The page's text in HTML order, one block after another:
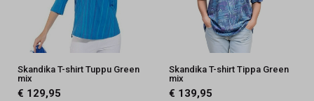
Skandika T-shirt Tuppu Green
mix
€ 129,95
Skandika T-shirt Tippa Green
mix
€ 139,95